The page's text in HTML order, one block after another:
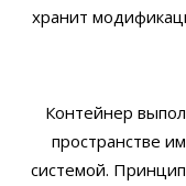
хранит
Контейнер
пространстве
системой.